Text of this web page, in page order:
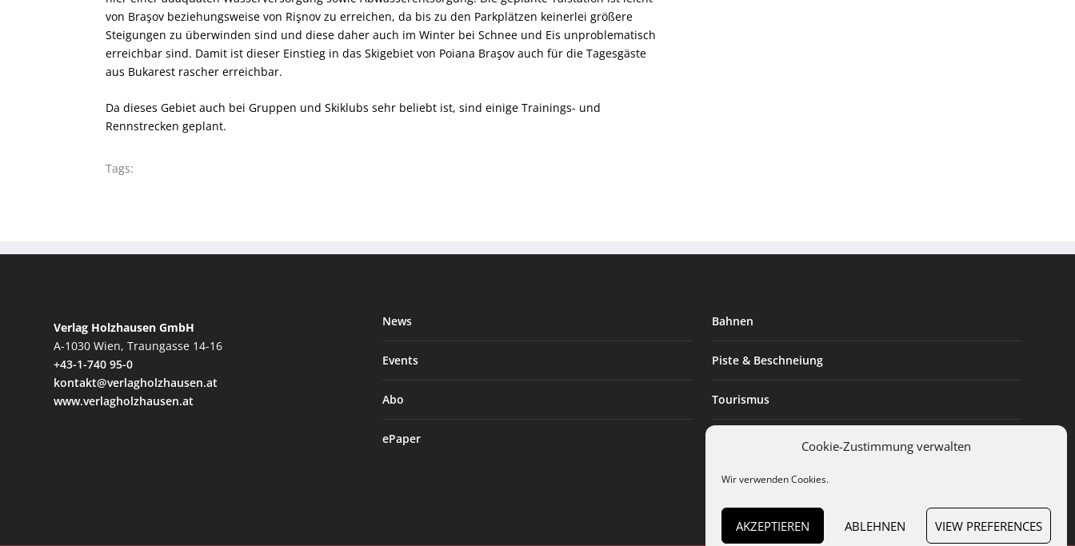
Cookie-Zustimmung verwalten
Wir verwenden Cookies.
AKZEPTIEREN ABLEHNEN VIEW PREFERENCES
von Braşov beziehungsweise von Rişnov zu erreichen, da bis zu den Parkplätzen keinerlei größere
Steigungen zu überwinden sind und diese daher auch im Winter bei Schnee und Eis unproblematisch
erreichbar sind. Damit ist dieser Einstieg in das Skigebiet von Poiana Braşov auch für die Tagesgäste
aus Bukarest rascher erreichbar.
Da dieses Gebiet auch bei Gruppen und Skiklubs sehr beliebt ist, sind einige Trainings- und
Rennstrecken geplant.
Tags:
Verlag Holzhausen GmbH
A-1030 Wien, Traungasse 14-16
+43-1-740 95-0
kontakt@verlagholzhausen.at
www.verlagholzhausen.at
News
Events
Abo
ePaper
Bahnen
Piste & Beschneiung
Tourismus
Innovation & Nachhaltigkeit
Expertise & Technik